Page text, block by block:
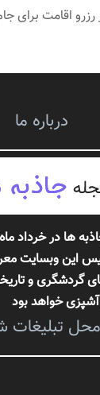
درباره ما
این وبسایت
گردشگری و
خواهد بود
محل تبلیغات